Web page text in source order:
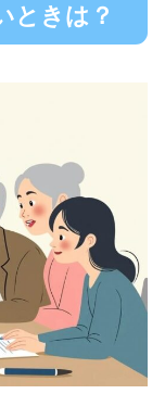
ときは？